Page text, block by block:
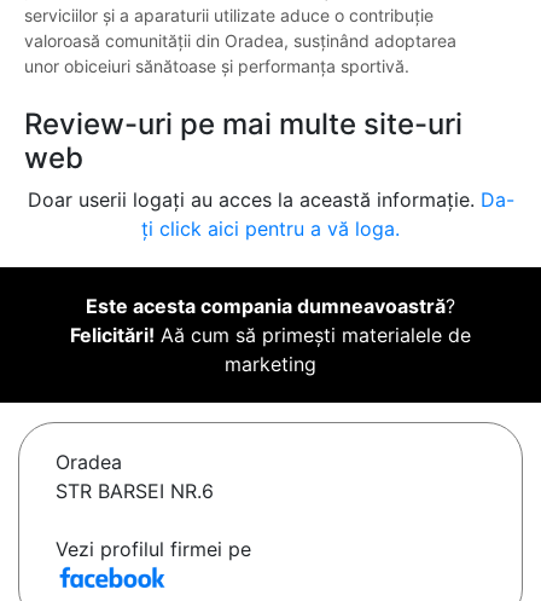
serviciilor și a aparaturii utilizate aduce o contribuție
valoroasă comunității din Oradea, susținând adoptarea
unor obiceiuri sănătoase și performanța sportivă.
Review-uri pe mai multe site-uri
web
Doar userii logați au acces la această informație. Da-
ți click aici pentru a vă loga.
Este acesta compania dumneavoastră?
Felicitări! Aă cum să primești materialele de
marketing
Oradea
STR BARSEI NR.6
Vezi profilul firmei pe